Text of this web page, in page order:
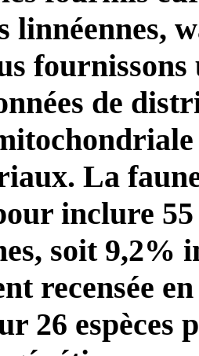
linnéennes,
de
La
inclure 55
soit 9,2%
recensée
26 espèces